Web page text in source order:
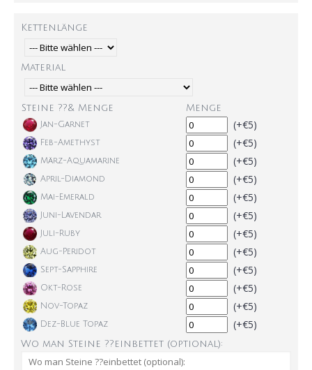
Kettenlänge
Material
Steine ??& Menge Menge
Jan-Garnet (+€5)
Feb-Amethyst (+€5)
März-Aquamarine (+€5)
April-Diamond (+€5)
Mai-Emerald (+€5)
Juni-Lavendar (+€5)
Juli-Ruby (+€5)
Aug-Peridot (+€5)
Sept-Sapphire (+€5)
Okt-Rose (+€5)
Nov-Topaz (+€5)
Dez-Blue Topaz (+€5)
Wo man Steine ??einbettet (optional):